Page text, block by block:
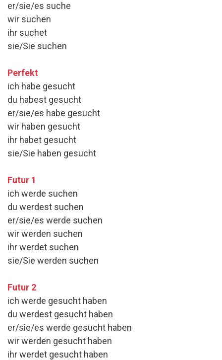
er/sie/es suche
wir suchen
ihr suchet
sie/Sie suchen
Perfekt
ich habe gesucht
du habest gesucht
er/sie/es habe gesucht
wir haben gesucht
ihr habet gesucht
sie/Sie haben gesucht
Futur 1
ich werde suchen
du werdest suchen
er/sie/es werde suchen
wir werden suchen
ihr werdet suchen
sie/Sie werden suchen
Futur 2
ich werde gesucht haben
du werdest gesucht haben
er/sie/es werde gesucht haben
wir werden gesucht haben
ihr werdet gesucht haben